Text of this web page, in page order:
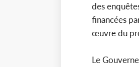
des
financées
œuvre du
Le